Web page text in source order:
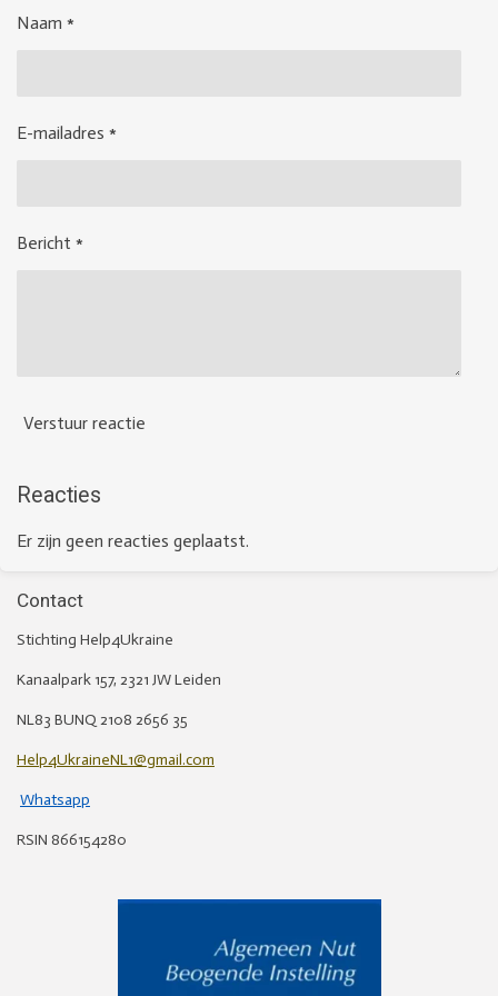
Naam *
E-mailadres *
Bericht *
Verstuur reactie
Reacties
Er zijn geen reacties geplaatst.
Contact
Stichting Help4Ukraine
Kanaalpark 157, 2321 JW Leiden
NL83 BUNQ 2108 2656 35
Help4UkraineNL1@gmail.com
Whatsapp
RSIN 866154280